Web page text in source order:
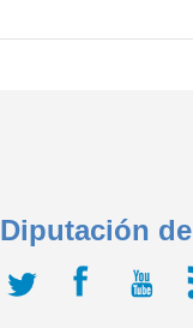
Diputación